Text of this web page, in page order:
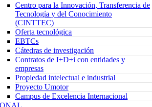
Centro para la Innovación, Transferencia de
Tecnología y del Conocimiento
(CINTTEC)
Oferta tecnológica
EBTCs
Cátedras de investigación
Contratos de I+D+i con entidades y
empresas
Propiedad intelectual e industrial
Proyecto Umotor
Campus de Excelencia Internacional